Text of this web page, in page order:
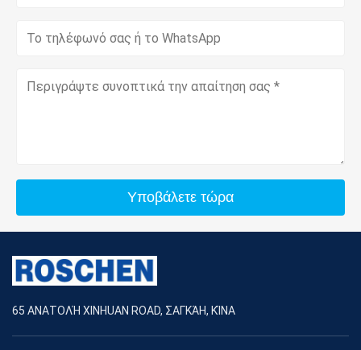
Υποβάλετε τώρα
65 ΑΝΑΤΟΛΉ XINHUAN ROAD, ΣΑΓΚΆΗ, ΚΊΝΑ